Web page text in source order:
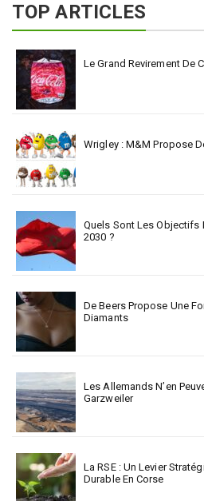
TOP ARTICLES
Le Grand Revirement De
Wrigley : M&M Propose
Quels Sont Les Objectifs
2030 ?
De Beers Propose Une
Diamants
Les Allemands N’en
Garzweiler
La RSE : Un Levier
Durable En Corse